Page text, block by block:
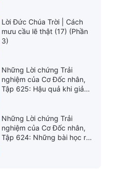
Lời Đức Chúa Trời | Cách
mưu cầu lẽ thật (17) (Phần
3)
Những Lời chứng Trải
nghiệm của Cơ Đốc nhân,
Tập 625: Hậu quả khi giả
Những Lời chứng Trải
nghiệm của Cơ Đốc nhân,
Tập 624: Những bài học rút